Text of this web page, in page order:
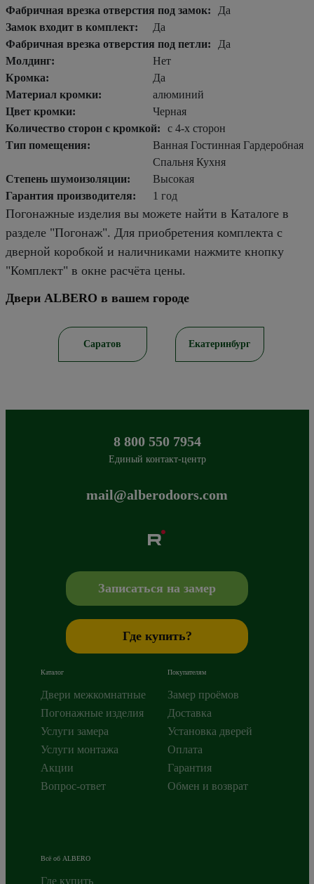
Фабричная врезка отверстия под замок:
Да
Замок входит в комплект:
Да
Фабричная врезка отверстия под петли:
Да
Молдинг:
Нет
Кромка:
Да
Материал кромки:
алюминий
Цвет кромки:
Черная
Количество сторон с кромкой:
с 4-х сторон
Тип помещения:
Ванная Гостинная Гардеробная
Спальня Кухня
Степень шумоизоляции:
Высокая
Гарантия производителя:
1 год
Погонажные изделия вы можете найти в Каталоге в
разделе "Погонаж". Для приобретения комплекта с
дверной коробкой и наличниками нажмите кнопку
"Комплект" в окне расчёта цены.
Двери ALBERO в вашем городе
Саратов Екатеринбург
8 800 550 7954
Единый контакт-центр
mail@alberodoors.com
+7 800 765 43 42,mail@alberodoors.com
Записаться на замер
Где купить?
Каталог
Двери межкомнатные
Погонажные изделия
Услуги замера
Услуги монтажа
Акции
Вопрос-ответ
Покупателям
Замер проёмов
Доставка
Установка дверей
Оплата
Гарантия
Обмен и возврат
Всё об ALBERO
Где купить